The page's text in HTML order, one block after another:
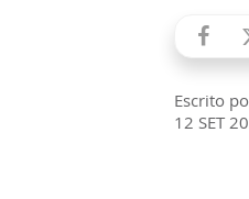
Escrito
12 SET